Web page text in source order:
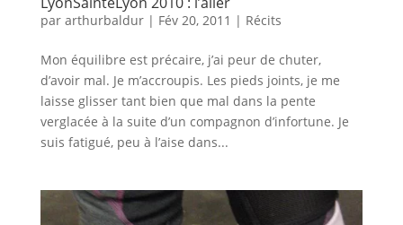
par arthurbaldur| Fév 20, 2011 | Récits
Mon équilibre est précaire, j’ai peur de chuter,
d’avoir mal. Je m’accroupis. Les pieds joints, je me
laisse glisser tant bien que mal dans la pente
verglacée à la suite d’un compagnon d’infortune. Je
suis fatigué, peu à l’aise dans...